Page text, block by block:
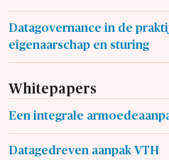
Datagovernance in de
eigenaarschap en sturing
Whitepapers
Een integrale
Datagedreven aanpak VTH